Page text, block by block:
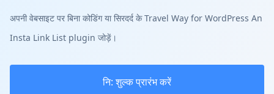
अपनी वेबसाइट पर बिना कोडिंग या सिरदर्द के Travel Way for WordPress An
Insta Link List plugin जोड़ें।
नि: शुल्क प्रारंभ करें